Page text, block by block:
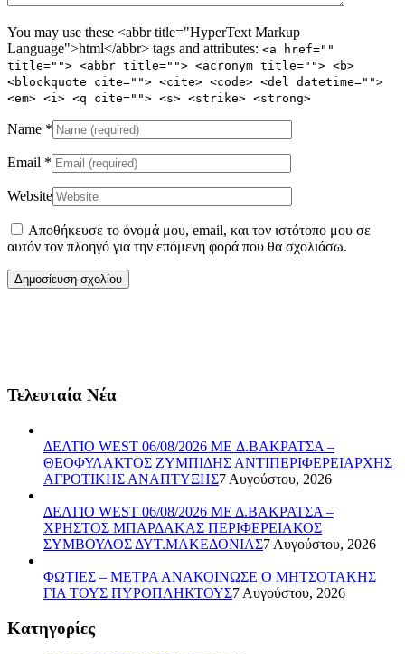
You may use these <abbr title="HyperText Markup
Language">html</abbr> tags and attributes: <a href=""
title=""> <abbr title=""> <acronym title=""> <b>
<blockquote cite=""> <cite> <code> <del datetime="">
<em> <i> <q cite=""> <s> <strike> <strong>
Name *
Email *
Website
Αποθήκευσε το όνομά μου, email, και τον ιστότοπο μου σε
αυτόν τον πλοηγό για την επόμενη φορά που θα σχολιάσω.
Τελευταία Νέα
ΔΕΛΤΙΟ WEST 06/08/2026 ME Δ.ΒΑΚΡΑΤΣΑ –
ΘΕΟΦΥΛΑΚΤΟΣ ΖΥΜΠΙΔΗΣ ΑΝΤΙΠΕΡΙΦΕΡΕΙΑΡΧΗΣ
ΑΓΡΟΤΙΚΗΣ ΑΝΑΠΤΥΞΗΣ7 Αυγούστου, 2026
ΔΕΛΤΙΟ WEST 06/08/2026 ΜΕ Δ.ΒΑΚΡΑΤΣΑ –
ΧΡΗΣΤΟΣ ΜΠΑΡΔΑΚΑΣ ΠΕΡΙΦΕΡΕΙΑΚΟΣ
ΣΥΜΒΟΥΛΟΣ ΔΥΤ.ΜΑΚΕΔΟΝΙΑΣ7 Αυγούστου, 2026
ΦΩΤΙΕΣ – ΜΕΤΡΑ ΑΝΑΚΟΙΝΩΣΕ Ο ΜΗΤΣΟΤΑΚΗΣ
ΓΙΑ ΤΟΥΣ ΠΥΡΟΠΛΗΚΤΟΥΣ7 Αυγούστου, 2026
Kατηγορίες